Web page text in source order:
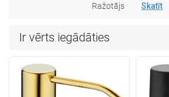
Ražotājs Skatīt
Ir vērts iegādāties